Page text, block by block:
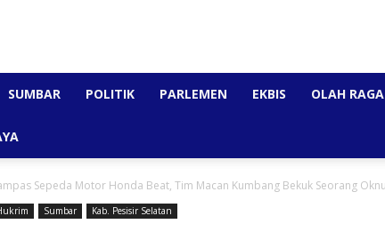
SUMBAR POLITIK PARLEMEN EKBIS OLAH RAGA
Sepeda Motor Honda Beat, Tim Macan Kumbang Bekuk Seorang
Sumbar Kab. Pesisir Selatan